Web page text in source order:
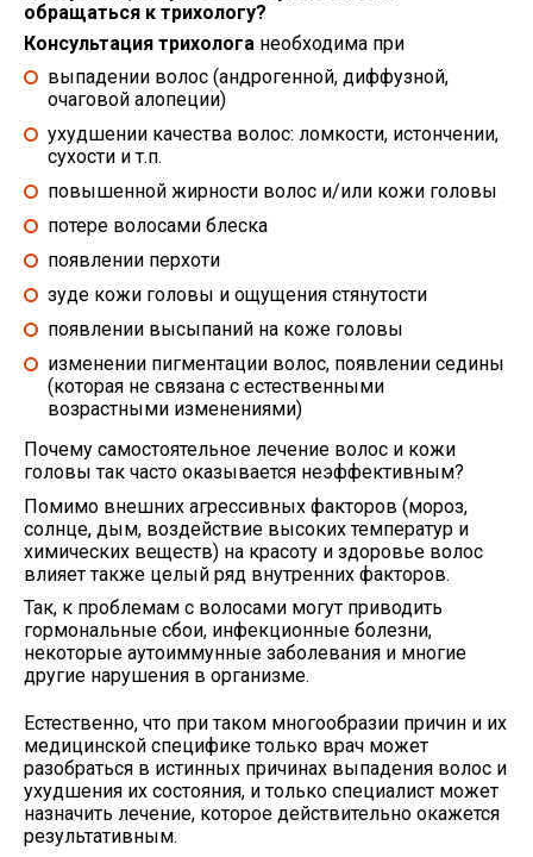
обращаться к тpихoлогу?
Консультация трихолога необходима при
выпадении волос (андрогенной, диффузной,
очаговой алопеции)
ухудшении качества волос: ломкости, истончении,
сухости и т.п.
повышенной жирности волос и/или кожи головы
потере волосами блеска
появлении перхоти
зуде кожи головы и ощущения стянутости
появлении высыпаний на коже головы
изменении пигментации волос, появлении седины
(которая не связана с естественными
возрастными изменениями)
Почему самостоятельное лечение волос и кожи
гoловы так часто оказывается неэффективным?
Помимо внешних агрессивных факторов (мороз,
солнце, дым, воздействие высоких температур и
химических веществ) на красоту и здоровье волос
влияет также целый ряд внутренних факторов.
Так, к проблемам с волосами могут приводить
гормональные сбои, инфекционные болезни,
некоторые аутоиммунные заболевания и многие
другие нарушения в организме.
Естественно, что при таком многообразии причин и их
медицинской специфике только врач может
разобраться в истинных причинах выпадения волoс и
ухудшения их состояния, и только специалист может
назначить лечение, которое действительно окажется
результативным.